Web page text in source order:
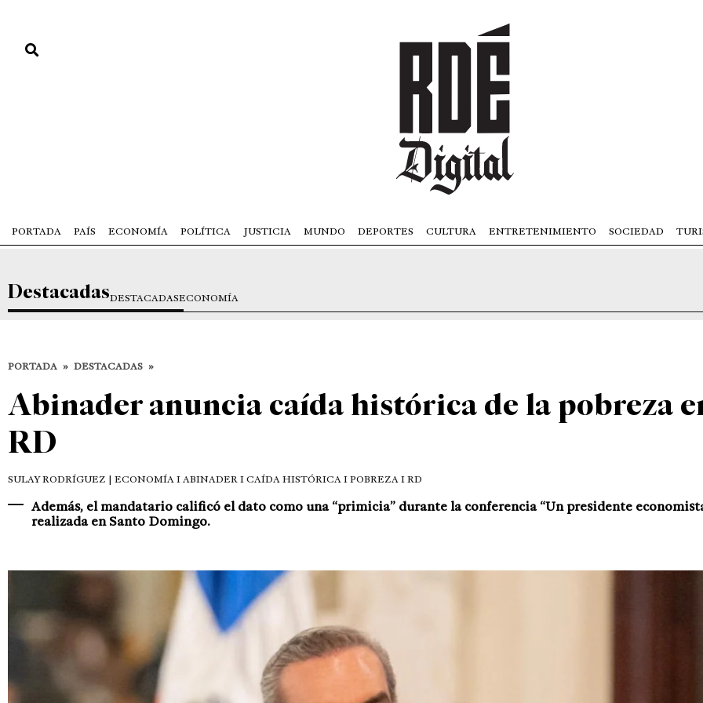
PORTADA PAÍS ECONOMÍA POLÍTICA JUSTICIA MUNDO DEPORTES CULTURA ENTRETENIMIENTO SOCIEDAD
DestacadasDESTACADASECONOMÍA
PORTADA » DESTACADAS »
Abinader anuncia caída histórica de la pobreza
RD
SULAY RODRÍGUEZ | ECONOMÍA I ABINADER I CAÍDA HISTÓRICA I POBREZA I RD
Además, el mandatario calificó el dato como una “primicia” durante la conferencia “Un presidente
realizada en Santo Domingo.